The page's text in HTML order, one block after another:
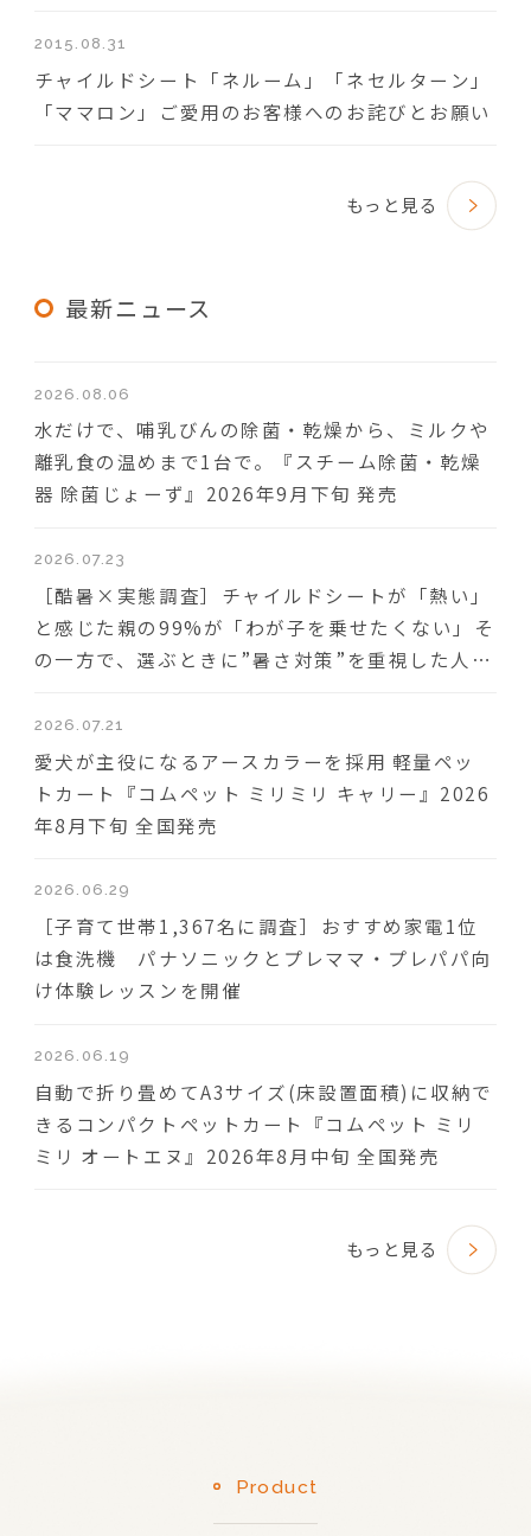
2015.08.31
チャイルドシート「ネルーム」「ネセルターン」
「ママロン」ご愛用のお客様へのお詫びとお願い
もっと見る
最新ニュース
2026.08.06
水だけで、哺乳びんの除菌・乾燥から、ミルクや
離乳食の温めまで1台で。『スチーム除菌・乾燥
器 除菌じょーず』2026年9月下旬 発売
2026.07.23
［酷暑×実態調査］チャイルドシートが「熱い」
と感じた親の99%が「わが子を乗せたくない」そ
の一方で、選ぶときに”暑さ対策”を重視した人は
2026.07.21
愛犬が主役になるアースカラーを採用 軽量ペッ
トカート『コムペット ミリミリ キャリー』2026
年8月下旬 全国発売
2026.06.29
［子育て世帯1,367名に調査］おすすめ家電1位
は食洗機 パナソニックとプレママ・プレパパ向
け体験レッスンを開催
2026.06.19
自動で折り畳めてA3サイズ(床設置面積)に収納で
きるコンパクトペットカート『コムペット ミリ
ミリ オートエヌ』2026年8月中旬 全国発売
もっと見る
Product